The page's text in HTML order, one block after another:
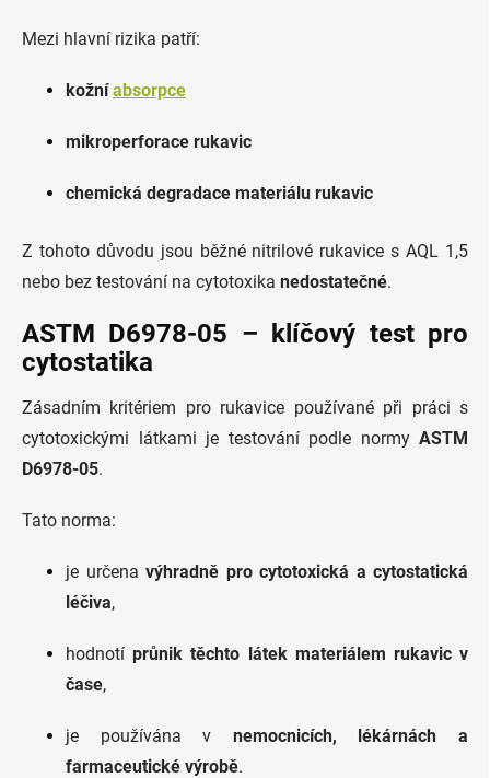
Mezi hlavní rizika patří:
kožníabsorpce
mikroperforace rukavic
chemická degradace materiálu rukavic
Z tohoto důvodu jsou běžné nitrilové rukavice s AQL 1,5
nebo bez testování na cytotoxika nedostatečné.
ASTM D6978-05 – klíčový test pro
cytostatika
Zásadním kritériem pro rukavice používané při práci s
cytotoxickými látkami je testování podle normy ASTM
D6978-05.
Tato norma:
je určena výhradně pro cytotoxická a cytostatická
léčiva,
hodnotíprůnik těchto látek materiálem rukavic v
čase,
je používána v nemocnicích, lékárnách a
farmaceutické výrobě.